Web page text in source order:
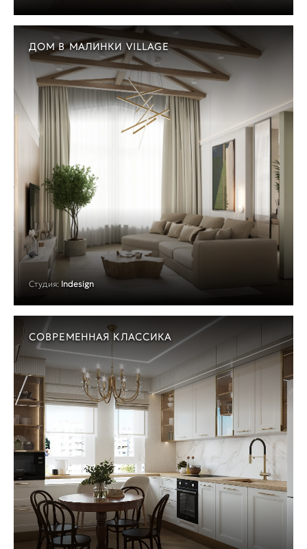
ДОМ В МАЛИНКИ VILLAGE
Студия: Indesign
СОВРЕМЕННАЯ КЛАССИКА